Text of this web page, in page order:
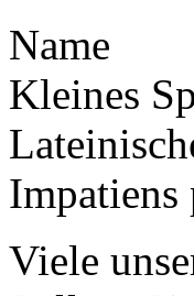
Name
Kleines
Viele